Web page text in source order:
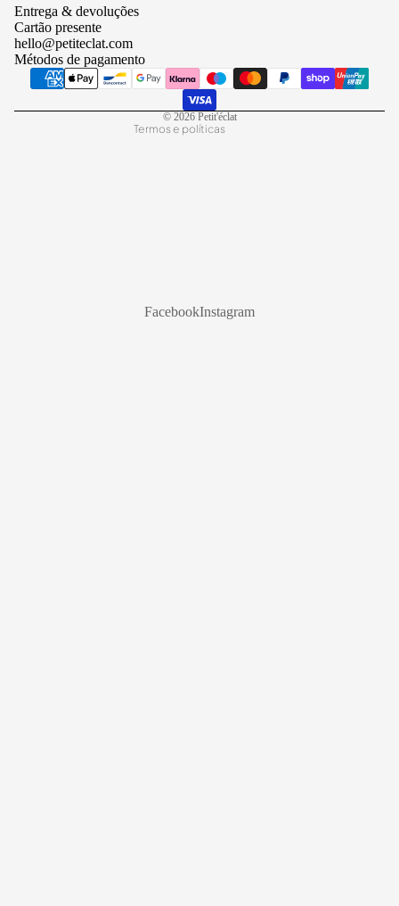
Entrega & devoluções
Cartão presente
hello@petiteclat.com
Métodos de pagamento
© 2026 Petit'éclat
Termos e políticas
Política de reembolso
Política de envio
Aviso legal
FacebookInstagram